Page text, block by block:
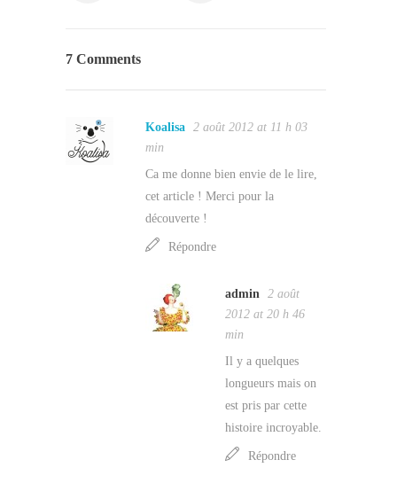
7 Comments
Koalisa 2 août 2012 at 11 h 03
min
Ca me donne bien envie de le lire,
cet article ! Merci pour la
découverte !
Répondre
admin 2 août
2012 at 20 h 46
min
Il y a quelques
longueurs mais on
est pris par cette
histoire incroyable.
Répondre